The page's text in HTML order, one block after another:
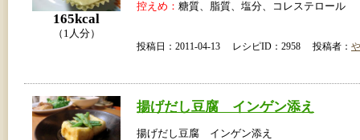
165kcal
（1人分）
控えめ： 糖質、脂質、塩分、コレステロール
投稿日：2011-04-13 レシピID：2958 投稿者：
揚げだし豆腐 インゲン添え
揚げだし豆腐 インゲン添え